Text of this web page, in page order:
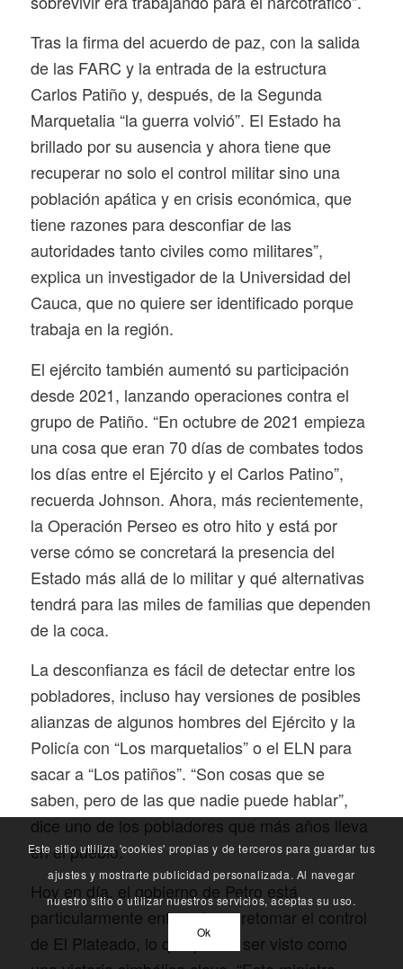
Tras la firma del acuerdo de paz, con la salida
de las FARC y la entrada de la estructura
Carlos Patiño y, después, de la Segunda
Marquetalia “la guerra volvió”. El Estado ha
brillado por su ausencia y ahora tiene que
recuperar no solo el control militar sino una
población apática y en crisis económica, que
tiene razones para desconfiar de las
autoridades tanto civiles como militares”,
explica un investigador de la Universidad del
Cauca, que no quiere ser identificado porque
trabaja en la región.
El ejército también aumentó su participación
desde 2021, lanzando operaciones contra el
grupo de Patiño. “En octubre de 2021 empieza
una cosa que eran 70 días de combates todos
los días entre el Ejército y el Carlos Patino”,
recuerda Johnson. Ahora, más recientemente,
la Operación Perseo es otro hito y está por
verse cómo se concretará la presencia del
Estado más allá de lo militar y qué alternativas
tendrá para las miles de familias que dependen
de la coca.
La desconfianza es fácil de detectar entre los
pobladores, incluso hay versiones de posibles
alianzas de algunos hombres del Ejército y la
Policía con “Los marquetalios” o el ELN para
sacar a “Los patiños”. “Son cosas que se
saben, pero de las que nadie puede hablar”,
dice uno de los pobladores que más años lleva
en el pueblo.
Hoy en día, el gobierno de Petro está
particularmente enfocado en retomar el control
de El Plateado, lo que puede ser visto como
Este sitio utliliza 'cookies' propias y de terceros para guardar tus
ajustes y mostrarte publicidad personalizada. Al navegar
nuestro sitio o utilizar nuestros servicios, aceptas su uso.
Ok